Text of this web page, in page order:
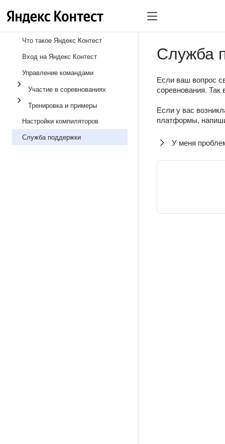
Что такое Яндекс Контест
Вход на Яндекс Контест
Управление командами
Участие в соревнованиях
Тренировка и примеры
Настройки компиляторов
Служба поддержки
Служба
Если ваш вопрос
соревнования. Так
Если у вас
платформы,
У меня